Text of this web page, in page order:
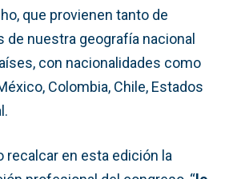
que provienen tanto de
de nuestra geografía nacional
con nacionalidades como
Colombia, Chile, Estados
recalcar en esta edición la